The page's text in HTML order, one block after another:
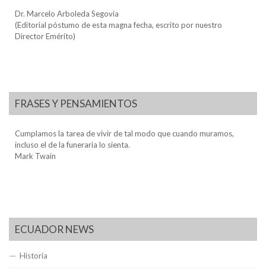
Dr. Marcelo Arboleda Segovia
(Editorial póstumo de esta magna fecha, escrito por nuestro
Director Emérito)
FRASES Y PENSAMIENTOS
Cumplamos la tarea de vivir de tal modo que cuando muramos,
incluso el de la funeraria lo sienta.
Mark Twain
ECUADOR NEWS
Historia